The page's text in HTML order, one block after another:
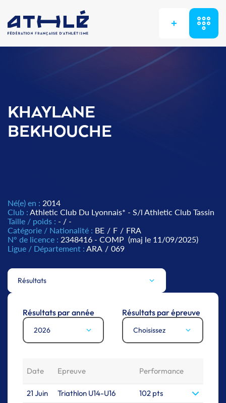
+
KHAYLANE
BEKHOUCHE
Né(e) en : 2014
Club : Athletic Club Du Lyonnais* - S/l Athletic Club Tassin
Taille / poids : - / -
Catégorie / Nationalité : BE / F / FRA
N° de licence : 2348416 - COMP (maj le 11/09/2025)
Ligue / Département : ARA / 069
Résultats
Résultats par année
2026
Résultats par épreuve
Choisissez
Date Epreuve Performance
21 Juin Triathlon U14-U16
102 pts